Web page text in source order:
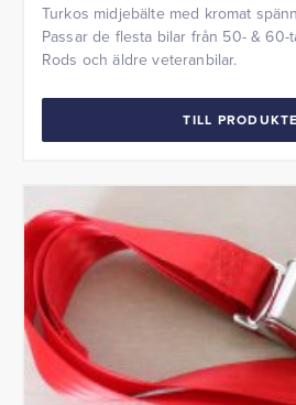
Turkos midjebälte med kromat
Passar de flesta bilar från 50- & 60-
Rods och äldre veteranbilar.
TILL